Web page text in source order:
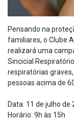
Pensando na
familiares, o Clube
realizará uma
Sincicial
respiratórias
pessoas acima de
Data: 11 de julho de
Horário: 9h às 15h